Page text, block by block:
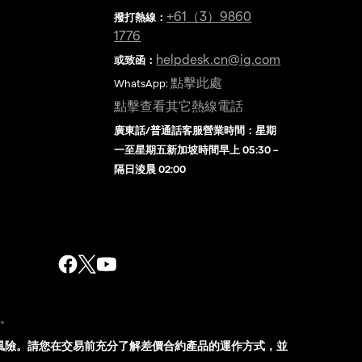
撥打熱線 ：+61（3）9860
1776
或致函： helpdesk.cn@ig.com
WhatsApp:點擊此處
點擊查看其它熱線電話
廣東話/普通話客服營業時間：星期
一至星期五新加坡時間早上 05:30 –
隔日淩晨 02:00
。請您在交易前充分了解差價合約產品的運作方式，並